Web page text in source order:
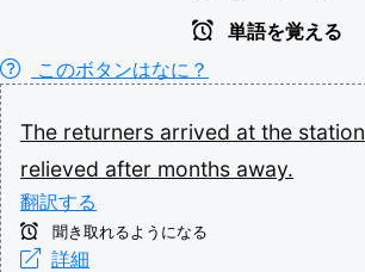
単語を覚える
このボタンはなに？
The returners arrived at the station
relieved after months away.
翻訳する
聞き取れるようになる
詳細